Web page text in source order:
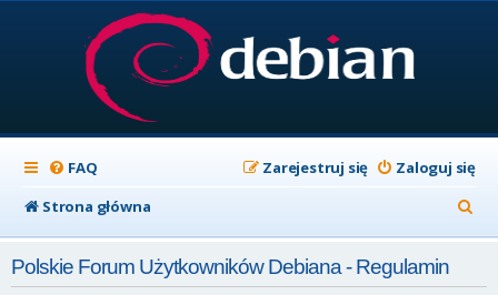
FAQ Zaloguj się
Zarejestruj się
Strona główna
z
Polskie Forum Użytkowników Debiana - Regulamin